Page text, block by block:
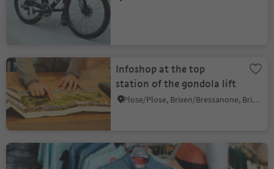
Infoshop at the top
station of the gondola lift
Plose/Plose, Brixen/Bressanone, Brixen/Bressanone and environs
Lagazoi Cycling